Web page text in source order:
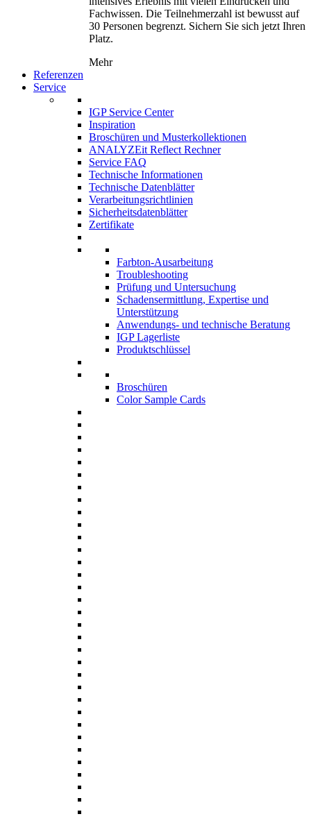
Fachwissen. Die Teilnehmerzahl ist bewusst auf
30 Personen begrenzt. Sichern Sie sich jetzt Ihren
Platz.
Mehr
Referenzen
Service
IGP Service Center
Inspiration
Broschüren und Musterkollektionen
ANALYZEit Reflect Rechner
Service FAQ
Technische Informationen
Technische Datenblätter
Verarbeitungsrichtlinien
Sicherheitsdatenblätter
Zertifikate
Farbton-Ausarbeitung
Troubleshooting
Prüfung und Untersuchung
Schadensermittlung, Expertise und
Unterstützung
Anwendungs- und technische Beratung
IGP Lagerliste
Produktschlüssel
Broschüren
Color Sample Cards